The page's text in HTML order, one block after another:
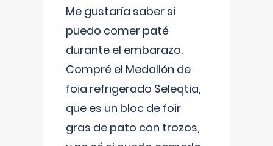
Me gustaría saber si
puedo comer paté
durante el embarazo.
Compré el Medallón de
foia refrigerado Seleqtia,
que es un bloc de foir
gras de pato con trozos,